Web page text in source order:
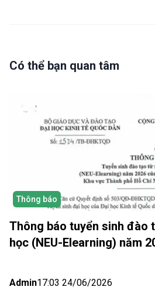
Có thể bạn quan tâm
Thông báo
Thông báo tuyển sinh đào
học (NEU-Elearning) năm
Admin17:03 24/06/2026